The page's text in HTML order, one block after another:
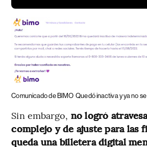
Comunicado de BIMO Quedó inactiva y ya no
Sin embargo, no logró
complejo y de ajuste para las
queda una billetera digital